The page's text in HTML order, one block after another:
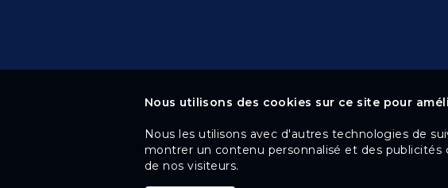
Nous utilisons des cookies sur ce site pour
Nous les utilisons avec d'autres technologies de
montrer un contenu personnalisé et des
de nos visiteurs.